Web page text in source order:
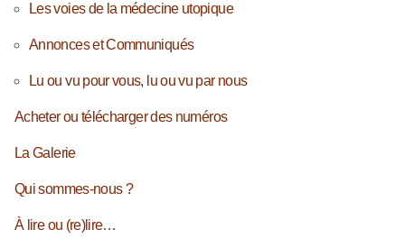
Les voies de la médecine utopique
Annonces et Communiqués
Lu ou vu pour vous, lu ou vu par nous
Acheter ou télécharger des numéros
La Galerie
Qui sommes-nous ?
À lire ou (re)lire…